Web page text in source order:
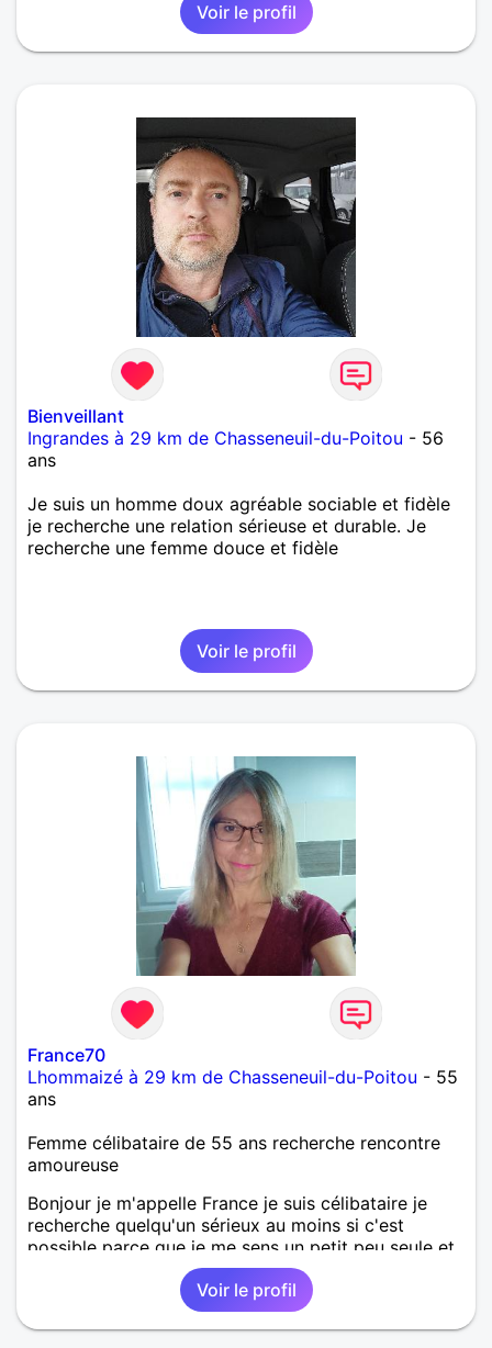
Voir le profil
Bienveillant
Ingrandes à 29 km de Chasseneuil-du-Poitou - 56
ans
Je suis un homme doux agréable sociable et fidèle
je recherche une relation sérieuse et durable. Je
recherche une femme douce et fidèle
Voir le profil
France70
Lhommaizé à 29 km de Chasseneuil-du-Poitou - 55
ans
Femme célibataire de 55 ans recherche rencontre
amoureuse
Bonjour je m'appelle France je suis célibataire je
recherche quelqu'un sérieux au moins si c'est
possible parce que je me sens un petit peu seule et
voilà j'ai besoin de quelqu'un un peu dans ma vie
pour partager des bons moments j'aime la nature
j'aime les voyages j'aime le camping-car j'aime enfin
voilà je suis assez ouverte à la liberté je suis pas
Voir le profil